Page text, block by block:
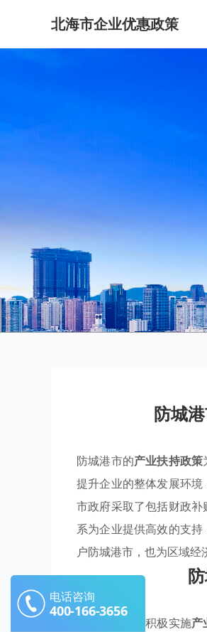
北海市企业优惠政策
防城
防城港市的产业扶持政策
提升企业的整体发展环
市政府采取了包括财政
系为企业提供高效的支
户防城港市，也为区域经
防城港市通过积极实施产
电话咨询
400-166-3656